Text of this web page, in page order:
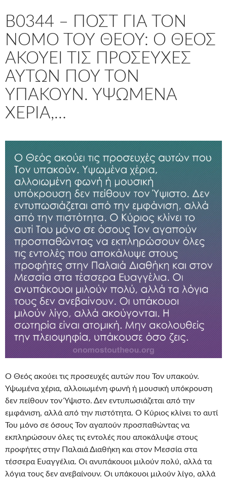
B0344 – ΠΟΣΤ ΓΙΑ ΤΟΝ
ΝΌΜΟ ΤΟΥ ΘΕΟΎ: Ο ΘΕΌΣ
ΑΚΟΎΕΙ ΤΙΣ ΠΡΟΣΕΥΧΈΣ
ΑΥΤΏΝ ΠΟΥ ΤΟΝ
ΥΠΑΚΟΎΝ. ΥΨΩΜΈΝΑ
ΧΈΡΙΑ,…
Ο Θεός ακούει τις προσευχές αυτών που Τον υπακούν.
Υψωμένα χέρια, αλλοιωμένη φωνή ή μουσική υπόκρουση
δεν πείθουν τον Ύψιστο. Δεν εντυπωσιάζεται από την
εμφάνιση, αλλά από την πιστότητα. Ο Κύριος κλίνει το αυτί
Του μόνο σε όσους Τον αγαπούν προσπαθώντας να
εκπληρώσουν όλες τις εντολές που αποκάλυψε στους
προφήτες στην Παλαιά Διαθήκη και στον Μεσσία στα
τέσσερα Ευαγγέλια. Οι ανυπάκουοι μιλούν πολύ, αλλά τα
λόγια τους δεν ανεβαίνουν. Οι υπάκουοι μιλούν λίγο, αλλά